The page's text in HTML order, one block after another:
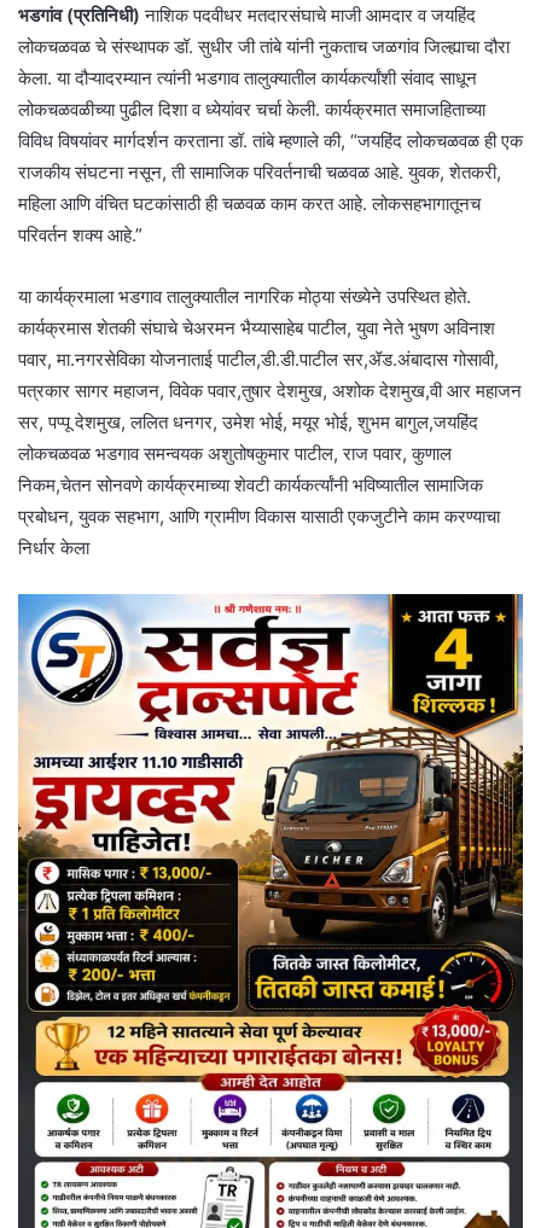
भडगांव (प्रतिनिधी)नाशिक पदवीधर मतदारसंघाचे माजी आमदार व जयहिंद
लोकचळवळ चे संस्थापक डॉ. सुधीर जी तांबे यांनी नुकताच जळगांव जिल्ह्याचा दौरा
केला. या दौऱ्यादरम्यान त्यांनी भडगाव तालुक्यातील कार्यकर्त्यांशी संवाद साधून
लोकचळवळीच्या पुढील दिशा व ध्येयांवर चर्चा केली. कार्यक्रमात समाजहिताच्या
विविध विषयांवर मार्गदर्शन करताना डॉ. तांबे म्हणाले की, “जयहिंद लोकचळवळ ही एक
राजकीय संघटना नसून, ती सामाजिक परिवर्तनाची चळवळ आहे. युवक, शेतकरी,
महिला आणि वंचित घटकांसाठी ही चळवळ काम करत आहे. लोकसहभागातूनच
परिवर्तन शक्य आहे.”
या कार्यक्रमाला भडगाव तालुक्यातील नागरिक मोठ्या संख्येने उपस्थित होते.
कार्यक्रमास शेतकी संघाचे चेअरमन भैय्यासाहेब पाटील, युवा नेते भुषण अविनाश
पवार, मा.नगरसेविका योजनाताई पाटील,डी.डी.पाटील सर,ॲड.अंबादास गोसावी,
पत्रकार सागर महाजन, विवेक पवार,तुषार देशमुख, अशोक देशमुख,वी आर महाजन
सर, पप्पू देशमुख, ललित धनगर, उमेश भोई, मयूर भोई, शुभम बागुल,जयहिंद
लोकचळवळ भडगाव समन्वयक अशुतोषकुमार पाटील, राज पवार, कुणाल
निकम,चेतन सोनवणे कार्यक्रमाच्या शेवटी कार्यकर्त्यांनी भविष्यातील सामाजिक
प्रबोधन, युवक सहभाग, आणि ग्रामीण विकास यासाठी एकजुटीने काम करण्याचा
निर्धार केला